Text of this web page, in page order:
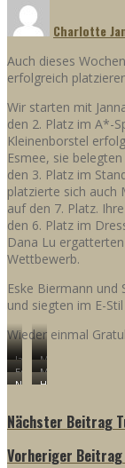
Charlotte
Auch dieses
erfolgreich
Wir starten mit
den 2. Platz im A*-
Kleinenborstel
Esmee, sie
den 3. Platz im
platzierte sich auch
auf den 7. Platz.
den 6. Platz im
Dana Lu
Wettbewerb.
Eske Biermann
und siegten im E-
Wieder einmal
Janna
Penger
und
Mila
Eggers
und
Esmee
Eske
Biermann
Marie
Haarstrich
Hazy
Nele
Proud
Hailey
Dana
Nächster Beitrag
Vorheriger Beitrag